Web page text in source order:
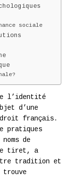
sociale
l’identité
d’une
français.
pratiques
de
tiret, a
tradition et
trouve